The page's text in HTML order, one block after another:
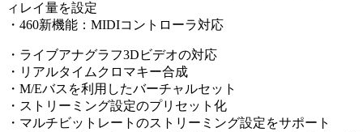
ィレイ量を設定
・460新機能：MIDIコントローラ対応
・ライブアナグラフ3Dビデオの対応
・リアルタイムクロマキー合成
・M/Eバスを利用したバーチャルセット
・ストリーミング設定のプリセット化
・マルチビットレートのストリーミング設定をサポート